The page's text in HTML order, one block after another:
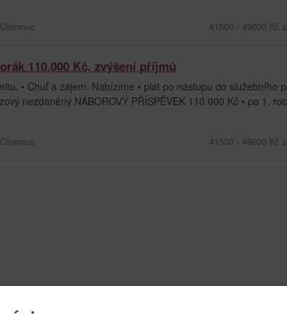
Olomouc 41500 - 49000 Kč
110.000 Kč, zvýšení příjmů
• Chuť a zájem. Nabízíme • plat po nástupu do služebního
nezdaněný NÁBOROVÝ PŘÍSPĚVEK 110.000 Kč • po 1.
Olomouc 41500 - 49000 Kč